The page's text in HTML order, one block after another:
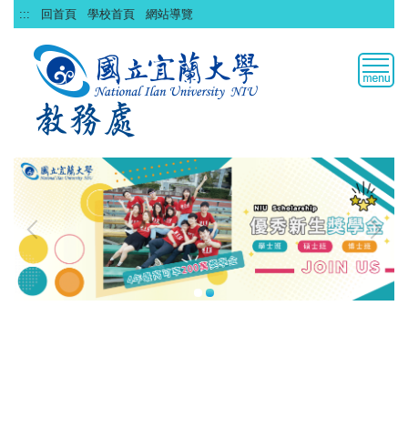
跳
到
::: 回首頁 學校首頁 網站導覽